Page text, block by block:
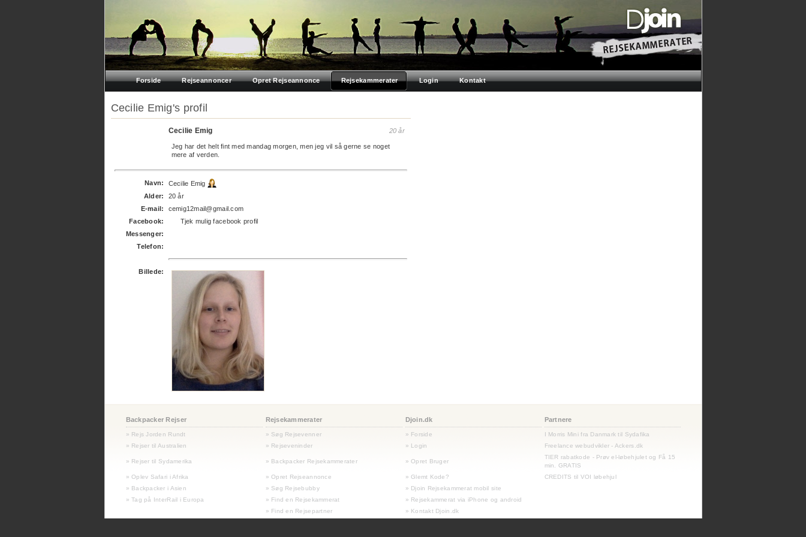
Forside Rejseannoncer Opret Rejseannonce Rejsekammerater Login Kontakt
Cecilie Emig's profil
Cecilie Emig 20 år
Jeg har det helt fint med mandag morgen, men jeg vil så gerne se noget
mere af verden.
Navn:
Cecilie Emig
Alder:
20 år
E-mail:
cemig12mail@gmail.com
Facebook:
Tjek mulig facebook profil
Messenger:
Telefon:
Billede:
Backpacker Rejser Rejsekammerater Djoin.dk Partnere
» Rejs Jorden Rundt » Søg Rejsevenner » Forside
I Morris Mini fra Danmark til Sydafika
» Rejser til Australien
» Rejseveninder » Login Freelance webudvikler - Ackers.dk
» Rejser til Sydamerika » Backpacker Rejsekammerater » Opret Bruger
TIER rabatkode - Prøv el-løbehjulet og Få 15
min. GRATIS
» Oplev Safari i Afrika
» Opret Rejseannonce » Glemt Kode?
CREDITS til VOI løbehjul
» Backpacker i Asien
» Søg Rejsebubby
» Djoin Rejsekammerat mobil site
» Tag på InterRail i Europa
» Find en Rejsekammerat
» Rejsekammerat via iPhone og android
» Find en Rejsepartner
» Kontakt Djoin.dk